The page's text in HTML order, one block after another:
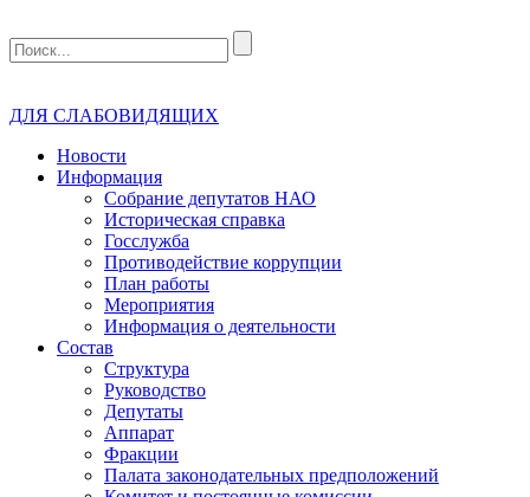
ДЛЯ СЛАБОВИДЯЩИХ
Новости
Информация
Собрание депутатов НАО
Историческая справка
Госслужба
Противодействие коррупции
План работы
Мероприятия
Информация о деятельности
Состав
Структура
Руководство
Депутаты
Аппарат
Фракции
Палата законодательных предположений